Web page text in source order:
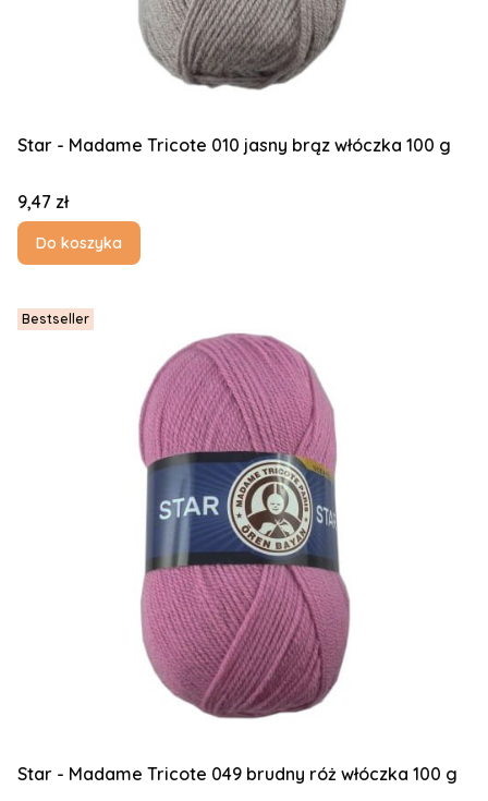
Star - Madame Tricote 010 jasny brąz włóczka 100 g
Cena
9,47 zł
Do koszyka
Bestseller
Star - Madame Tricote 049 brudny róż włóczka 100 g